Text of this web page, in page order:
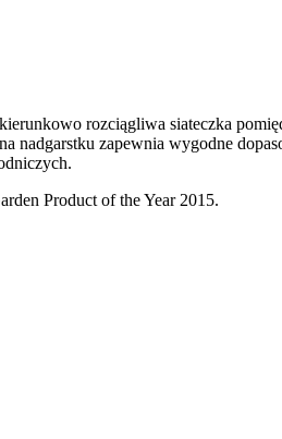
rozciągliwa siateczka
nadgarstku zapewnia wygodne
Product of the Year 2015.